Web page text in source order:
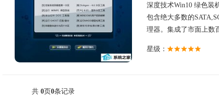
深度技术Win10 绿色装
包含绝大多数的
理器。集成了市面上数
星级：
共 0页0条记录